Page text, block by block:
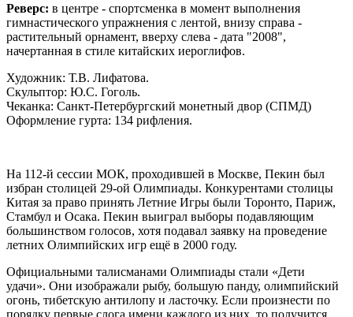
Реверс: в центре - спортсменка в момент выполнения
гимнастического упражнения с лентой, внизу справа -
растительный орнамент, вверху слева - дата "2008",
начертанная в стиле китайских иероглифов.
Художник: Т.В. Лифатова.
Скульптор: Ю.С. Гоголь.
Чеканка: Санкт-Петербургский монетный двор (СПМД)
Оформление гурта: 134 рифления.
На 112-й сессии МОК, проходившей в Москве, Пекин был
избран столицей 29-ой Олимпиады. Конкурентами столицы
Китая за право принять Летние Игры были Торонто, Париж,
Стамбул и Осака. Пекин выиграл выборы подавляющим
большинством голосов, хотя подавал заявку на проведение
летних Олимпийских игр ещё в 2000 году.
Официальными талисманами Олимпиады стали «Дети
удачи». Они изображали рыбу, большую панду, олимпийский
огонь, тибетскую антилопу и ласточку. Если произнести по
порядку первые слога имени каждого из них, то получится